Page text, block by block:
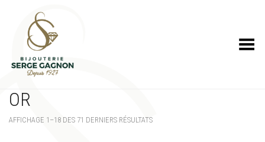
Toggle Menu
OR
AFFICHAGE 1–18 DES 71 DERNIERS RÉSULTATS